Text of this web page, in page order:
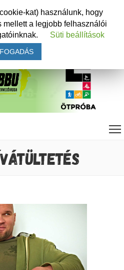
kat) használunk, hogy
mellett a legjobb felhasználói
Süti beállítások